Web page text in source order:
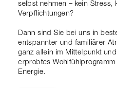
selbst nehmen – kein Stress,
Verpflichtungen?
Dann sind Sie bei uns in
entspannter und familiärer
ganz allein im Mittelpunkt
erprobtes
Energie.